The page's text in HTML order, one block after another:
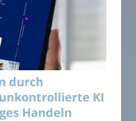
durch
KI
Handeln